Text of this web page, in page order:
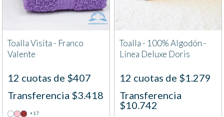
Toalla Visita - Franco
Valente
12 cuotas de $407
Transferencia $3.418
+17
Toalla - 100% Algodón -
Línea Deluxe Doris
12 cuotas de $1.279
Transferencia
$10.742